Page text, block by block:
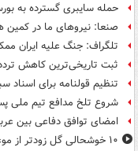
حمله سایبری گسترده به
صنعا: نیروهای ما در کمین‌
تلگراف: جنگ علیه ایران
ثبت تاریخی‌ترین کاهش
تنظیم قولنامه برای اسناد
شروع تلخ مدافع تیم ملی
امضای توافق دفاعی بین
۱۰ خوشحالی گل زودتر از موعد